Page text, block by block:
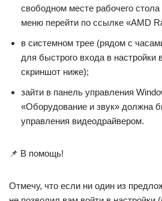
свободном месте рабочего
меню перейти по ссылке «AMD
в системном трее (рядом с
для быстрого входа в настройки
скриншот ниже);
зайти в панель управления
«Оборудование и звук» должна
управления видеодрайвером.
📌 В помощь!
Отмечу, что если ни один из